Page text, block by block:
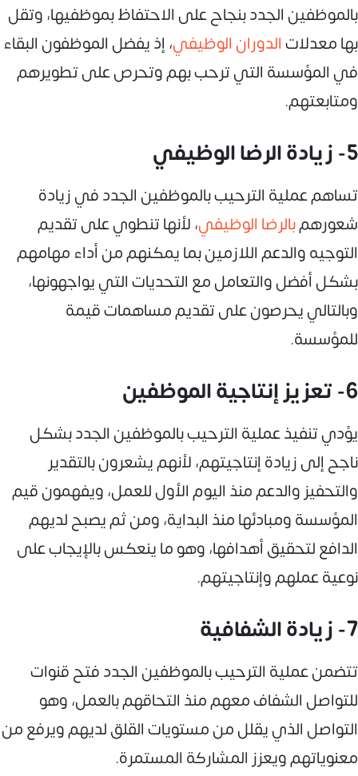
بالموظفين الجدد بنجاح على الاحتفاظ بموظفيها، وتقل
بها معدلاتالدوران الوظيفي، إذ يفضل الموظفون البقاء
في المؤسسة التي ترحب بهم وتحرص على تطويرهم
ومتابعتهم.
5- زيادة الرضا الوظيفي
تساهم عملية الترحيب بالموظفين الجدد في زيادة
شعورهمبالرضا الوظيفي، لأنها تنطوي على تقديم
التوجيه والدعم اللازمين بما يمكنهم من أداء مهامهم
بشكل أفضل والتعامل مع التحديات التي يواجهونها،
وبالتالي يحرصون على تقديم مساهمات قيمة
للمؤسسة.
6- تعزيز إنتاجية الموظفين
يؤدي تنفيذ عملية الترحيب بالموظفين الجدد بشكل
ناجح إلى زيادة إنتاجيتهم، لأنهم يشعرون بالتقدير
والتحفيز والدعم منذ اليوم الأول للعمل، ويفهمون قيم
المؤسسة ومبادئها منذ البداية، ومن ثم يصبح لديهم
الدافع لتحقيق أهدافها، وهو ما ينعكس بالإيجاب على
نوعية عملهم وإنتاجيتهم.
7- زيادة الشفافية
تتضمن عملية الترحيب بالموظفين الجدد فتح قنوات
للتواصل الشفاف معهم منذ التحاقهم بالعمل، وهو
التواصل الذي يقلل من مستويات القلق لديهم ويرفع من
معنوياتهم ويعزز المشاركة المستمرة.